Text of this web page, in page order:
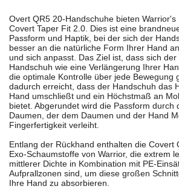
Overt QR5 20-Handschuhe bieten Warrior's
Covert Taper Fit 2.0. Dies ist eine
Passform und Haptik, bei der sich der
besser an die natürliche Form Ihrer Hand
und sich anpasst. Das Ziel ist, dass sich der
Handschuh wie eine Verlängerung Ihrer
die optimale Kontrolle über jede Bewegung
dadurch erreicht, dass der Handschuh das
Hand umschließt und ein Höchstmaß an
bietet. Abgerundet wird die Passform durch
Daumen, der dem Daumen und der Hand
Fingerfertigkeit verleiht.
Entlang der Rückhand enthalten die Covert
Exo-Schaumstoffe von Warrior, die extrem
mittlerer Dichte in Kombination mit PE-
Aufprallzonen sind, um diese großen
Ihre Hand zu absorbieren.